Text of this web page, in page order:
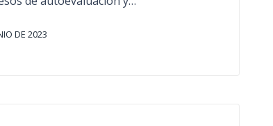
DE 2023